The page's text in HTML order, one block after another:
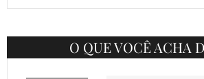
O QUE VOCÊ ACHA